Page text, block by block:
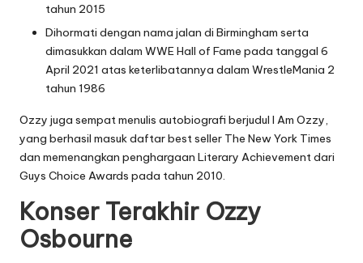
tahun 2015
Dihormati dengan nama jalan di Birmingham serta
dimasukkan dalam WWE Hall of Fame pada tanggal 6
April 2021 atas keterlibatannya dalam WrestleMania 2
tahun 1986
Ozzy juga sempat menulis autobiografi berjudul I Am Ozzy,
yang berhasil masuk daftar best seller The New York Times
dan memenangkan penghargaan Literary Achievement dari
Guys Choice Awards pada tahun 2010.
Konser Terakhir Ozzy
Osbourne